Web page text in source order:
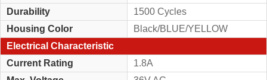
Durability
1500 Cycles
Housing Color
Black/BLUE/YELLOW
Electrical Characteristic
Current Rating
1.8A